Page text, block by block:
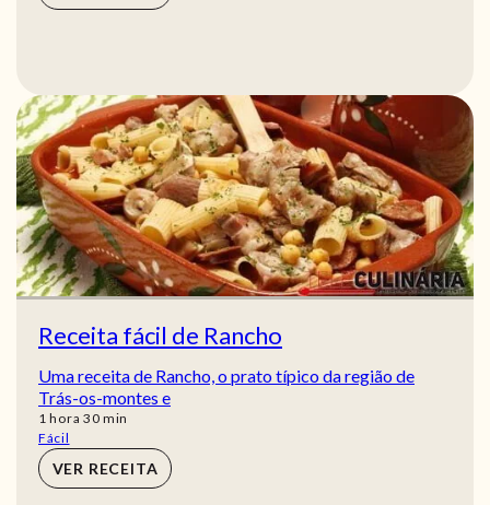
Receita fácil de Rancho
Uma receita de Rancho, o prato típico da região de
Trás-os-montes e
1 hora
hora 30min
min
Fácil
VER RECEITA